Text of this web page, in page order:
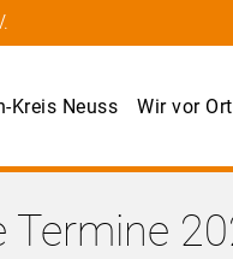
Kreis Neuss Wir vor Ort
Termine